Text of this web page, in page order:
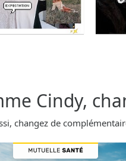
Cindy,
changez de